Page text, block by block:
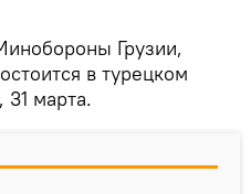
Грузии,
в турецком
31 марта.